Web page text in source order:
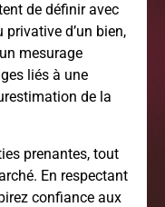
de définir avec
d’un bien,
mesurage
liés à une
de la
prenantes, tout
En respectant
confiance aux